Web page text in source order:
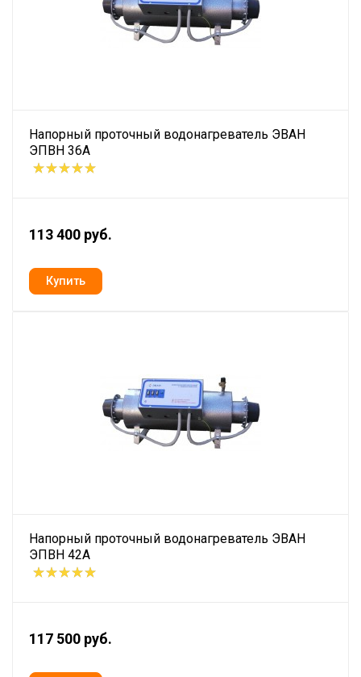
Напорный проточный водонагреватель ЭВАН
ЭПВН 36А
113 400 руб.
Напорный проточный водонагреватель ЭВАН
ЭПВН 42А
117 500 руб.